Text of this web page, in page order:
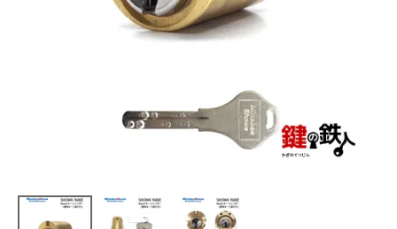
レバーハンドルのみ交換
認知症対策